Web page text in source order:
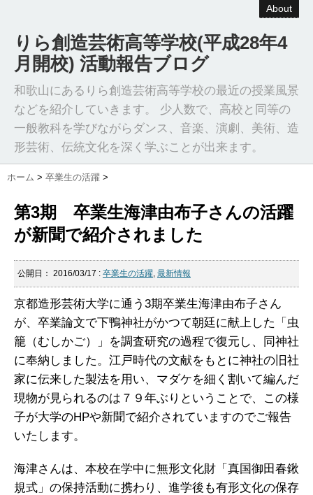
About
りら創造芸術高等学校(平成28年4
月開校) 活動報告ブログ
和歌山にあるりら創造芸術高等学校の最近の授業風景
などを紹介していきます。 少人数で、高校と同等の
一般教科を学びながらダンス、音楽、演劇、美術、造
形芸術、伝統文化を深く学ぶことが出来ます。
ホーム > 卒業生の活躍 >
第3期 卒業生海津由布子さんの活躍
が新聞で紹介されました
公開日： 2016/03/17 : 卒業生の活躍, 最新情報
京都造形芸術大学に通う3期卒業生海津由布子さん
が、卒業論文で下鴨神社がかつて朝廷に献上した「虫
籠（むしかご）」を調査研究の過程で復元し、同神社
に奉納しました。江戸時代の文献をもとに神社の旧社
家に伝来した製法を用い、マダケを細く割いて編んだ
現物が見られるのは７９年ぶりということで、この様
子が大学のHPや新聞で紹介されていますのでご報告
いたします。
海津さんは、本校在学中に無形文化財「真国御田春鍬
規式」の保持活動に携わり、進学後も有形文化の保存